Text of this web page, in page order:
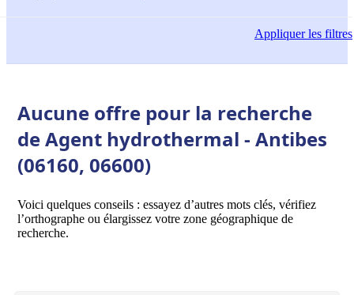
Appliquerles filtres
Aucune offre pour la recherche
de Agent hydrothermal - Antibes
(06160, 06600)
Voici quelques conseils : essayez d’autres mots clés, vérifiez
l’orthographe ou élargissez votre zone géographique de
recherche.